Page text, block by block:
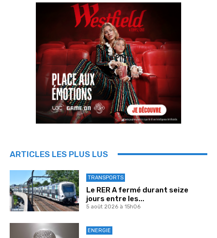
ARTICLES LES PLUS LUS
TRANSPORTS
Le RER A fermé durant seize
jours entre les...
5 août 2026 à 15h06
ENERGIE